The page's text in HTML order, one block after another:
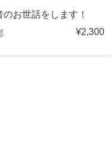
のお世話をします！
¥2,300